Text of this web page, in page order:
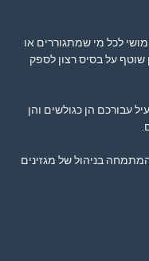
לכל מי שמתגוררים או
שוטף על בסיס רצון לספק
עבורכם הן כגולשים והן
בניהול של מגזינים